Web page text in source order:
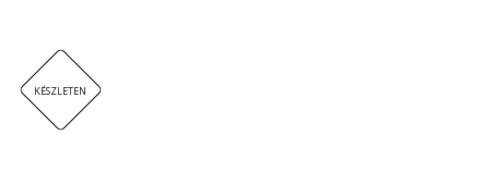
KÉSZLETEN